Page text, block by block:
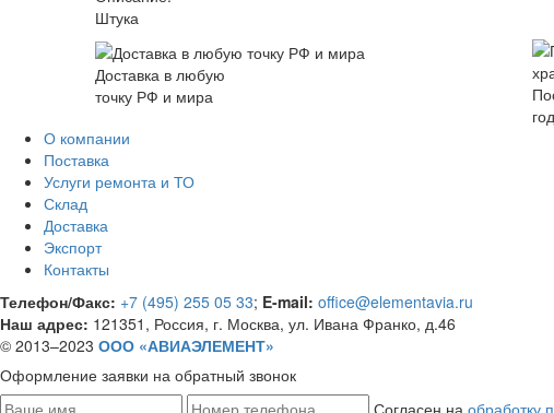
Штука
Доставка в любую
точку РФ и мира
О компании
Поставка
Услуги ремонта и ТО
Склад
Доставка
Экспорт
Контакты
Телефон/Факс: +7 (495) 255 05 33; E-mail: office@elementavia.ru
Наш адрес: 121351, Россия, г. Москва, ул. Ивана Франко, д.46
© 2013–2023 ООО «АВИАЭЛЕМЕНТ»
Оформление заявки на обратный звонок
Согласен на обработку